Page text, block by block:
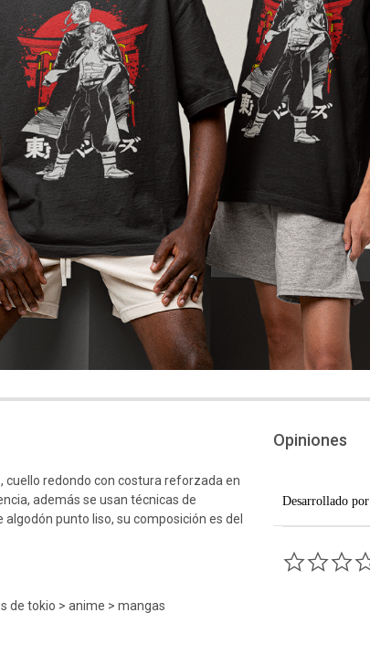
cuello redondo con costura reforzada en
además se usan técnicas de
punto liso, su composición es del
de tokio > anime > mangas
Opiniones
Desarrollado por